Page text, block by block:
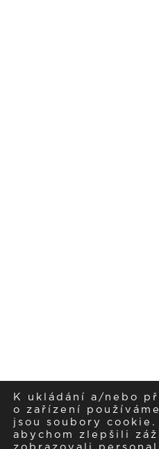
K ukládání a/nebo
o zařízení
jsou soubory cookie.
abychom zlepšili